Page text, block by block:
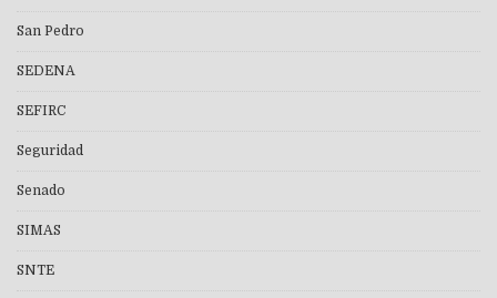
San Pedro
SEDENA
SEFIRC
Seguridad
Senado
SIMAS
SNTE